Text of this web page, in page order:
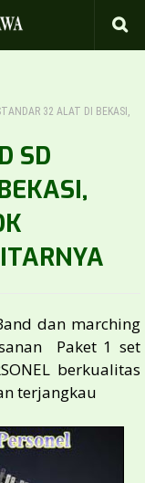
32 ALAT DI BEKASI,
SD
dan marching
Paket 1 set
berkualitas
terjangkau